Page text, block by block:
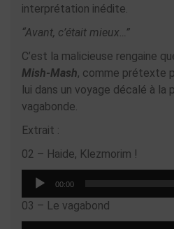
interprétation inédite.
“Avant, c’était mieux…”
C’est la malicieuse rengaine
Mish-Mash, comme prétexte
lui dans un voyage décalé à la
vagabonde.
Extrait :
02 – Haide, Klezmorim !
Lecteur
00:00
03 – Le vagabond